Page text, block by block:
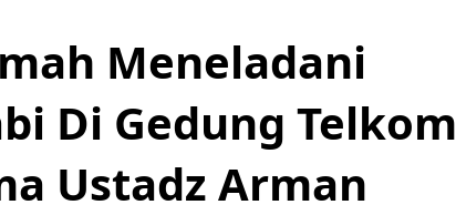
Meneladani
Di Gedung Telkom
Ustadz Arman